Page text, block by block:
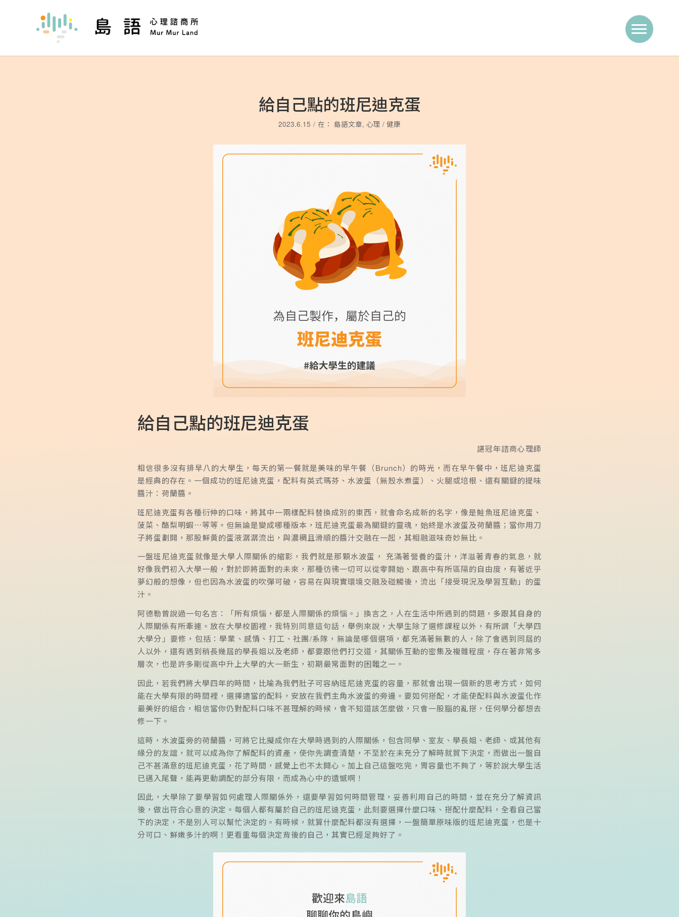
給自己點的班尼迪克蛋
2023.6.15 / 在： 島語文章, 心理 / 健康
給自己點的班尼迪克蛋
諶冠年諮商心理師
相信很多沒有排早八的大學生，每天的第一餐就是美味的早午餐（Brunch）的時光，而在早午餐中，班尼迪克蛋
是經典的存在。一個成功的班尼迪克蛋，配料有英式瑪芬、水波蛋（無殼水煮蛋）、火腿或培根、還有關鍵的提味
醬汁：荷蘭醬。
班尼迪克蛋有各種衍伸的口味，將其中一兩樣配料替換成別的東西，就會命名成新的名字，像是鮭魚班尼迪克蛋、
菠菜、酪梨明蝦⋯等等。但無論是變成哪種版本，班尼迪克蛋最為關鍵的靈魂，始終是水波蛋及荷蘭醬；當你用刀
子將蛋劃開，那股鮮黃的蛋液潺潺流出，與濃稠且滑順的醬汁交融在一起，其相融滋味奇妙無比。
一盤班尼迪克蛋就像是大學人際關係的縮影，我們就是那顆水波蛋， 充滿著營養的蛋汁，洋溢著青春的氣息，就
好像我們初入大學一般，對於即將面對的未來，那種彷彿一切可以從零開始、跟高中有所區隔的自由度，有著近乎
夢幻般的想像，但也因為水波蛋的吹彈可破，容易在與現實環境交融及碰觸後，流出「接受現況及學習互動」的蛋
汁。
阿德勒曾說過一句名言：「所有煩惱，都是人際關係的煩惱。」換言之，人在生活中所遇到的問題，多跟其自身的
人際關係有所牽連。放在大學校園裡，我特別同意這句話，舉例來說，大學生除了選修課程以外，有所謂「大學四
大學分」要修，包括：學業、感情、打工、社團/系隊，無論是哪個選項，都充滿著無數的人，除了會遇到同屆的
人以外，還有遇到稍長幾屆的學長姐以及老師，都要跟他們打交道，其關係互動的密集及複雜程度，存在著非常多
層次，也是許多剛從高中升上大學的大一新生，初期最常面對的困難之一。
因此，若我們將大學四年的時間，比喻為我們肚子可容納班尼迪克蛋的容量，那就會出現一個新的思考方式，如何
能在大學有限的時間裡，選擇適當的配料，安放在我們主角水波蛋的旁邊。要如何搭配，才能使配料與水波蛋化作
最美好的組合，相信當你仍對配料口味不甚理解的時候，會不知道該怎麼做，只會一股腦的亂搭，任何學分都想去
修一下。
這時，水波蛋旁的荷蘭醬，可將它比擬成你在大學時遇到的人際關係，包含同學、室友、學長姐、老師、或其他有
緣分的友誼，就可以成為你了解配料的資產，使你先調查清楚，不至於在未充分了解時就貿下決定，而做出一盤自
己不甚滿意的班尼迪克蛋，花了時間，感覺上也不太開心。加上自己這盤吃完，胃容量也不夠了，等於說大學生活
已邁入尾聲，能再更動調配的部分有限，而成為心中的遺憾啊！
因此，大學除了要學習如何處理人際關係外，還要學習如何時間管理，妥善利用自己的時間，並在充分了解資訊
後，做出符合心意的決定。每個人都有屬於自己的班尼迪克蛋，此刻要選擇什麼口味、搭配什麼配料，全看自己當
下的決定，不是別人可以幫忙決定的。有時候，就算什麼配料都沒有選擇，一盤簡單原味版的班尼迪克蛋，也是十
分可口、鮮嫩多汁的啊！更看重每個決定背後的自己，其實已經足夠好了。